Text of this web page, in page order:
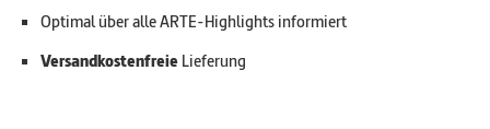
Optimal über alle ARTE-Highlights informiert
VersandkostenfreieLieferung